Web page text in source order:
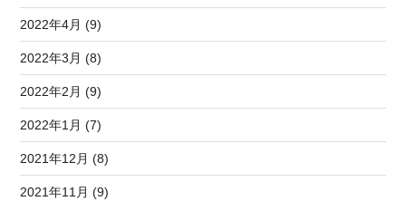
2022年4月 (9)
2022年3月 (8)
2022年2月 (9)
2022年1月 (7)
2021年12月 (8)
2021年11月 (9)